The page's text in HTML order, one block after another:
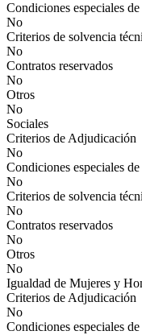
Condiciones especiales
No
Criterios de solvencia
No
Contratos reservados
No
Otros
No
Sociales
Criterios de Adjudicación
No
Condiciones especiales
No
Criterios de solvencia
No
Contratos reservados
No
Otros
No
Igualdad de Mujeres y
Criterios de Adjudicación
No
Condiciones especiales